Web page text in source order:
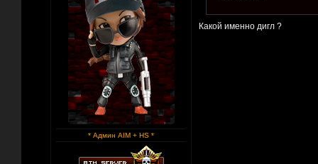
* Админ AIM + HS *
Какой именно дигл ?